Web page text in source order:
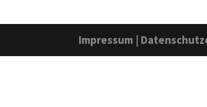
Impressum |